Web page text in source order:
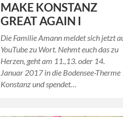
MAKE KONSTANZ
GREAT AGAIN I
Die Familie Amann meldet sich jetzt
YouTube zu Wort. Nehmt euch das zu
Herzen, geht am 11.,13. oder 14.
Januar 2017 in die Bodensee-Therme
Konstanz und spendet…